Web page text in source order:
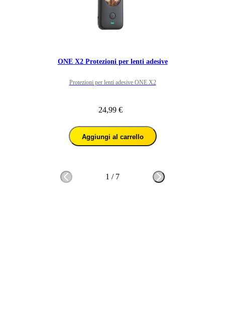
ONE X2 Protezioni per lenti adesive
Protezioni per lenti adesive ONE X2
24,99 €
Aggiungi al carrello
1 / 7